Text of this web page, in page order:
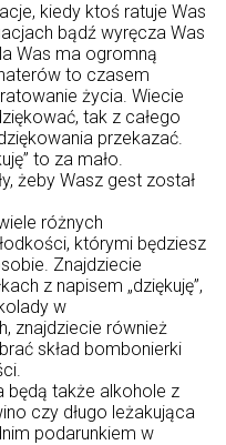
kiedy ktoś ratuje Was
bądź wyręcza Was
Was ma ogromną
to czasem
życia. Wiecie
tak z całego
przekazać.
to za mało.
żeby Wasz gest został
różnych
którymi będziesz
Znajdziecie
z napisem „dziękuję”,
w
znajdziecie również
skład bombonierki
będą także alkohole z
czy długo leżakująca
podarunkiem w